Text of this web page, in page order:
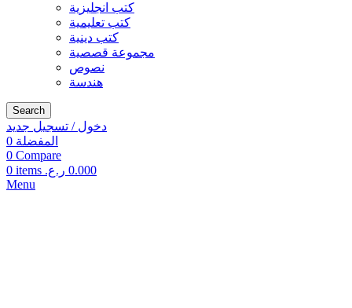
كتب انجليزية
كتب تعليمية
كتب دينية
مجموعة قصصية
نصوص
هندسة
Search
دخول / تسجيل جديد
0 المفضلة
0 Compare
0 items 0.000 ر.ع.
Menu